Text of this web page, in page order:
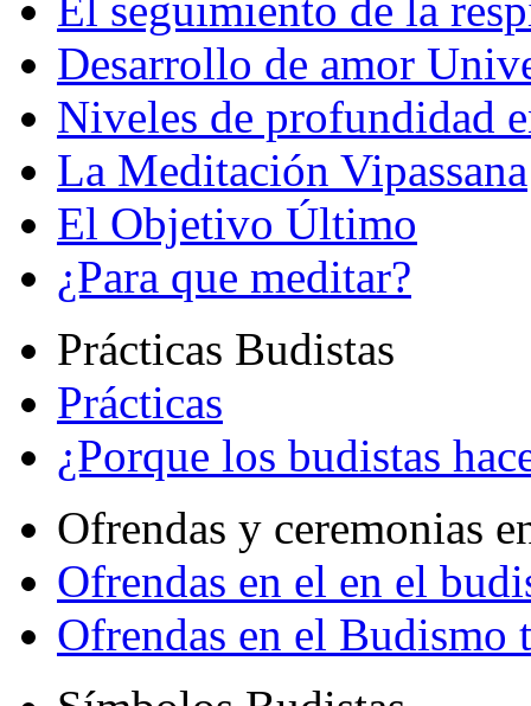
Desarrollo de amor
Niveles de profundidad
La Meditación Vipassana
El Objetivo Último
¿Para que meditar?
Prácticas Budistas
Prácticas
¿Porque los budistas
Ofrendas y ceremonias
Ofrendas en el en el
Ofrendas en el Budismo